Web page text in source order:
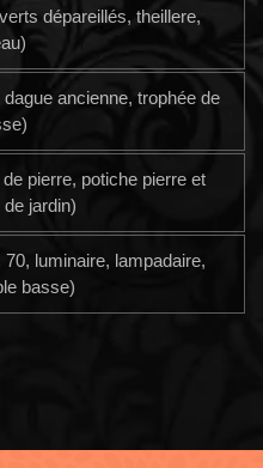
dépareillés, theillere,
ancienne, trophée de
pierre, potiche pierre et
jardin)
luminaire, lampadaire,
basse)